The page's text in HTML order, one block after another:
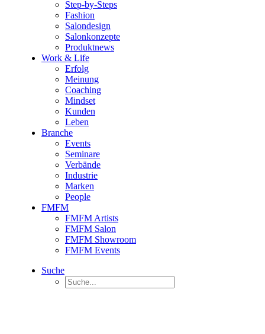
Step-by-Steps
Fashion
Salondesign
Salonkonzepte
Produktnews
Work & Life
Erfolg
Meinung
Coaching
Mindset
Kunden
Leben
Branche
Events
Seminare
Verbände
Industrie
Marken
People
FMFM
FMFM Artists
FMFM Salon
FMFM Showroom
FMFM Events
Suche